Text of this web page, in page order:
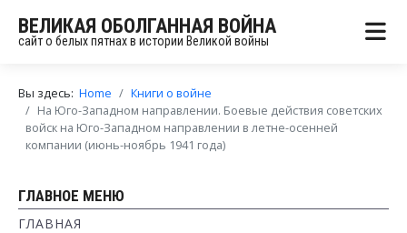
ВЕЛИКАЯ ОБОЛГАННАЯ ВОЙНА
сайт о белых пятнах в истории Великой войны
Вы здесь: Home
Книги о войне
На Юго-Западном направлении. Боевые действия советских
войск на Юго-Западном направлении в летне-осенней
компании (июнь-ноябрь 1941 года)
ГЛАВНОЕ МЕНЮ
ГЛАВНАЯ